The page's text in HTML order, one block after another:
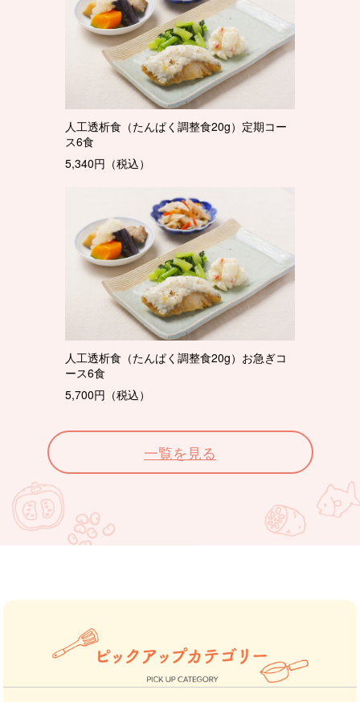
人工透析食（たんぱく調整食20g）定期コー
ス6食
5,340円（税込）
人工透析食（たんぱく調整食20g）お急ぎコ
ース6食
5,700円（税込）
一覧を見る